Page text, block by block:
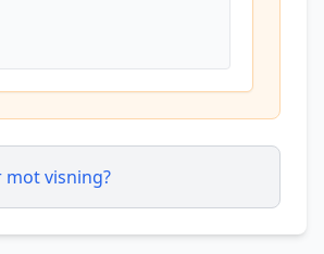
mot visning?